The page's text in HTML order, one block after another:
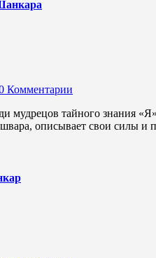
Комментарии
описывает свои силы и